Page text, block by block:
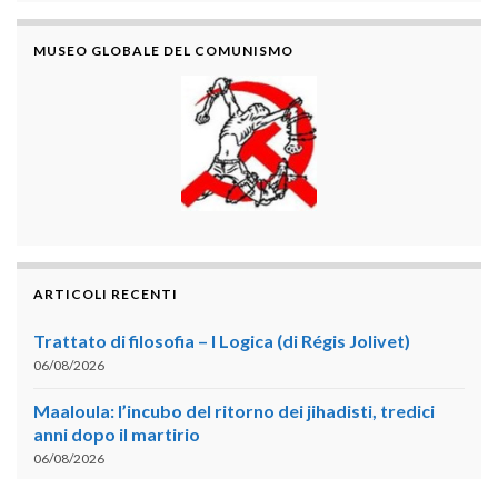
MUSEO GLOBALE DEL COMUNISMO
ARTICOLI RECENTI
Trattato di filosofia – I Logica (di Régis Jolivet)
06/08/2026
Maaloula: l’incubo del ritorno dei jihadisti, tredici
anni dopo il martirio
06/08/2026